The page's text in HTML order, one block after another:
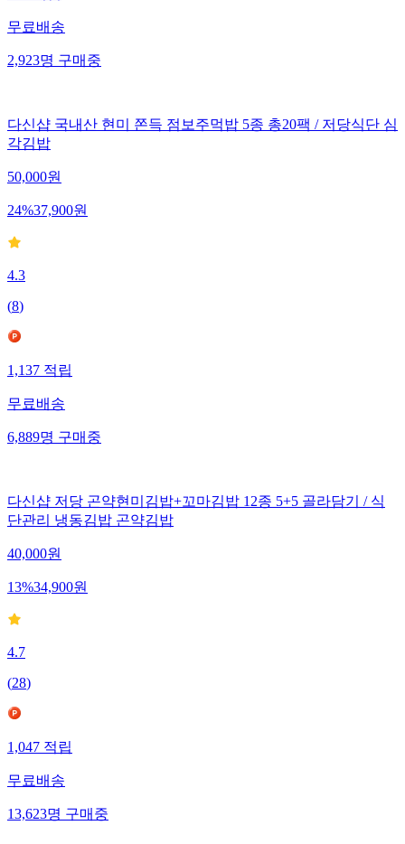
무료배송
2,923명 구매중
다신샵 국내산 현미 쫀득 점보주먹밥 5종 총20팩 / 저당식단 심
각김밥
50,000원
24%37,900원
4.3
(8)
1,137적립
무료배송
6,889명구매중
다신샵 저당 곤약현미김밥+꼬마김밥 12종 5+5 골라담기 / 식
단관리 냉동김밥 곤약김밥
40,000원
13%34,900원
4.7
(28)
1,047적립
무료배송
13,623명구매중